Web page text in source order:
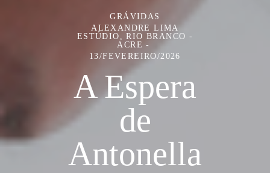
GRÁVIDAS
ALEXANDRE LIMA
ESTÚDIO, RIO BRANCO -
ACRE
13/FEVEREIRO/2026
A Espera
de
Antonella